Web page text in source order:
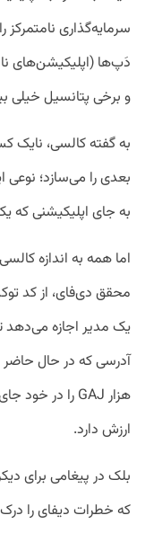
سرمایه‌گذاری
و برخی پتانسیل خیلی
به گفته کالسی،
بعدی را می‌سازد؛
به جای اپلیکیشنی که
اما همه به اندازه
یک مدیر اجازه می‌دهد
ارزش دارد.
بلک در پیغامی برای
که خطرات دیفای را